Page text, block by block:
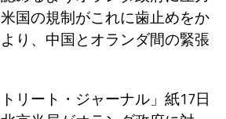
国の規制がこれに歯止めをか
り、中国とオランダ間の緊張
リート・ジャーナル」紙17日